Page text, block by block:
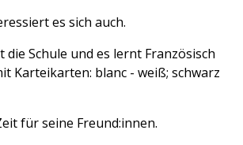
es sich auch.
die Schule und es lernt Französisch
Karteikarten: blanc - weiß; schwarz
für seine Freund:innen.